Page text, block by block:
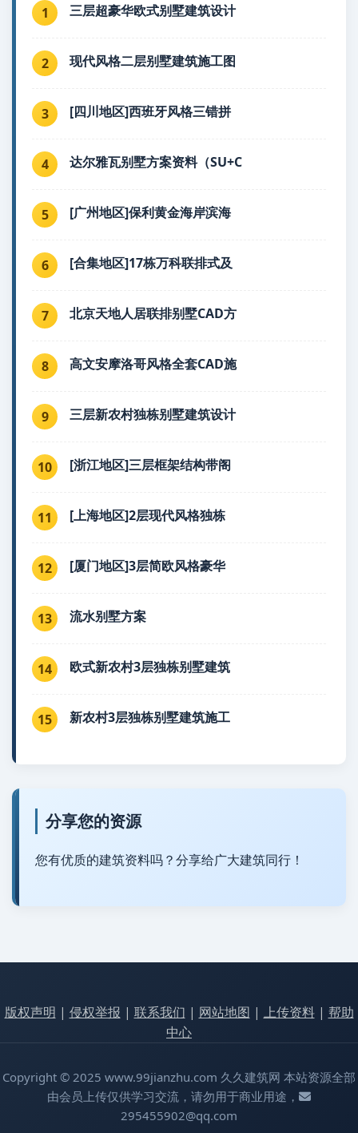
1 三层超豪华欧式别墅建筑设计
2 现代风格二层别墅建筑施工图
3 [四川地区]西班牙风格三错拼
4 达尔雅瓦别墅方案资料（SU+C
5 [广州地区]保利黄金海岸滨海
6 [合集地区]17栋万科联排式及
7 北京天地人居联排别墅CAD方
8 高文安摩洛哥风格全套CAD施
9 三层新农村独栋别墅建筑设计
10 [浙江地区]三层框架结构带阁
11 [上海地区]2层现代风格独栋
12 [厦门地区]3层简欧风格豪华
13 流水别墅方案
14 欧式新农村3层独栋别墅建筑
15 新农村3层独栋别墅建筑施工
分享您的资源
您有优质的建筑资料吗？分享给广大建筑同行！
版权声明 | 侵权举报 | 联系我们 | 网站地图 | 上传资料| 帮助
中心
Copyright © 2025 www.99jianzhu.com 久久建筑网 本站资源全部
由会员上传仅供学习交流，请勿用于商业用途，
295455902@qq.com